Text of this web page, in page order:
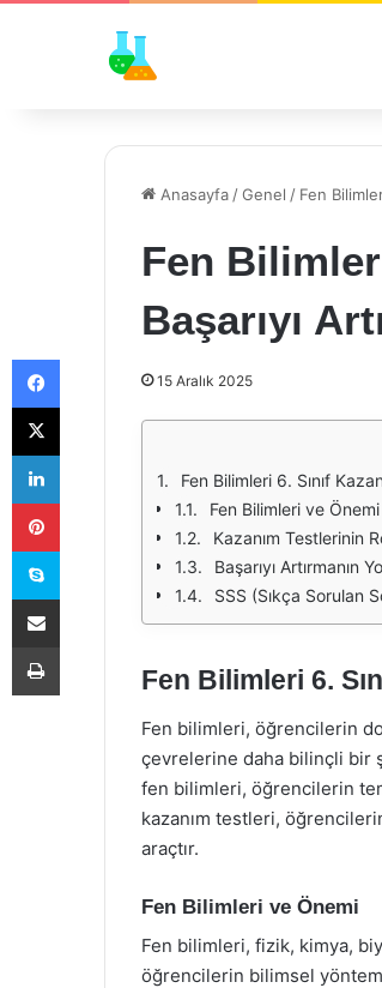
Anasayfa /Genel / Fen
Fen
Başarıyı
15 Aralık 2025
Fen Bilimleri 6. Sınıf
Fen Bilimleri ve Önemi
Kazanım Testlerinin
Başarıyı Artırmanın
SSS (Sıkça Sorulan
Fen Bilimleri 6.
Fen bilimleri, öğrencilerin
çevrelerine daha bilinçli bir
fen bilimleri, öğrencilerin
kazanım testleri,
araçtır.
Fen Bilimleri ve Önemi
Fen bilimleri, fizik, kimya,
öğrencilerin bilimsel
Facebook
X
LinkedIn
Pinterest
Skype
E-Posta ile paylaş